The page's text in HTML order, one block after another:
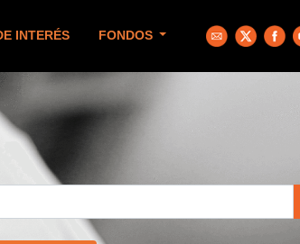
INTERÉS FONDOS